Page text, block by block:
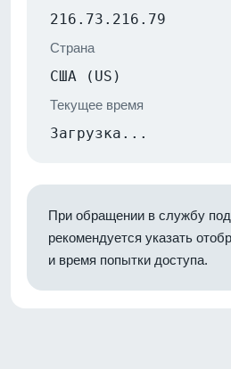
216.73.216.79
Страна
США (US)
Текущее время
Загрузка...
При обращении в службу
рекомендуется указать
и время попытки доступа.